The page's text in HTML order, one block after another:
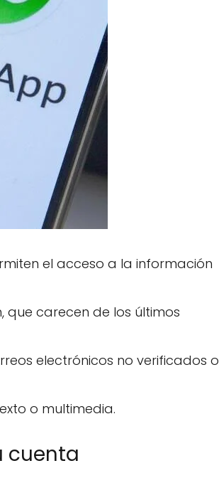
el acceso a la información
que carecen de los últimos
electrónicos no verificados o
o multimedia.
cuenta